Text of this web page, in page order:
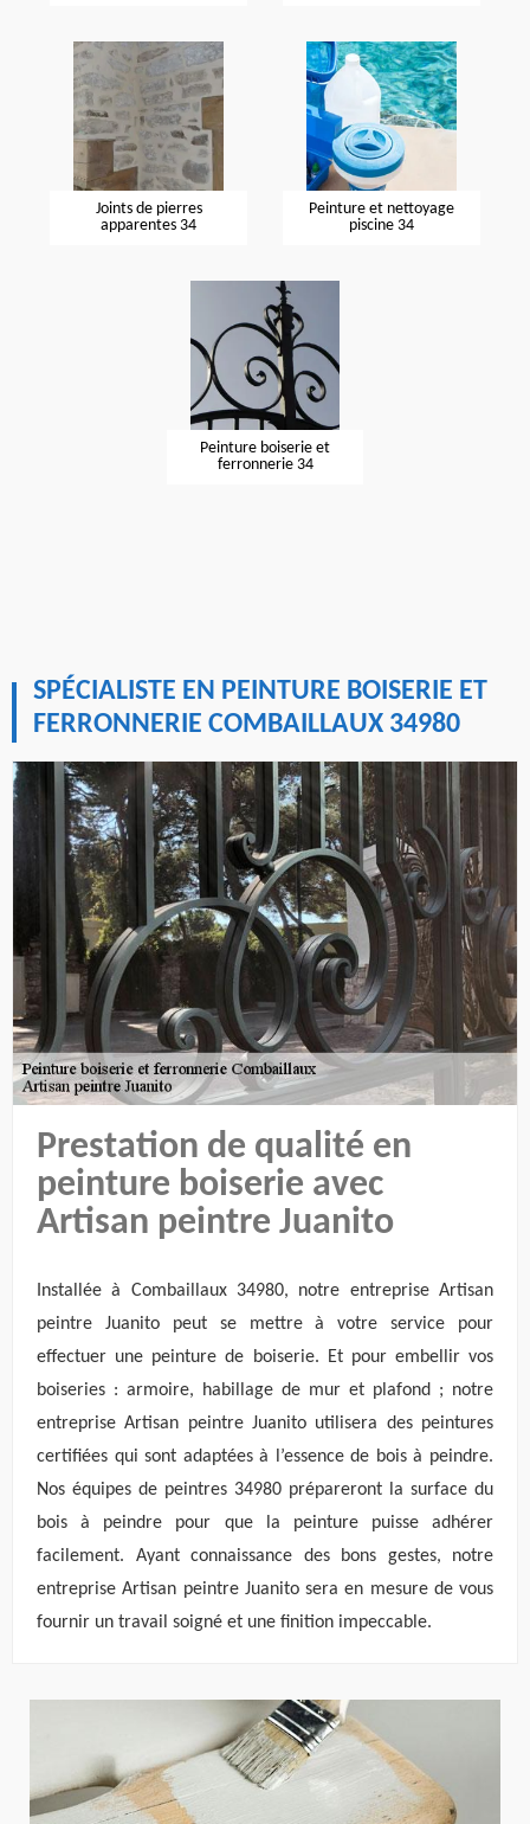
Joints de pierres
apparentes 34
Peinture et nettoyage
piscine 34
Peinture boiserie et
ferronnerie 34
SPÉCIALISTE EN PEINTURE BOISERIE ET
FERRONNERIE COMBAILLAUX 34980
Prestation de qualité en
peinture boiserie avec
Artisan peintre Juanito
Installée à Combaillaux 34980, notre entreprise Artisan
peintre Juanito peut se mettre à votre service pour
effectuer une peinture de boiserie. Et pour embellir vos
boiseries : armoire, habillage de mur et plafond ; notre
entreprise Artisan peintre Juanito utilisera des peintures
certifiées qui sont adaptées à l’essence de bois à peindre.
Nos équipes de peintres 34980 prépareront la surface du
bois à peindre pour que la peinture puisse adhérer
facilement. Ayant connaissance des bons gestes, notre
entreprise Artisan peintre Juanito sera en mesure de vous
fournir un travail soigné et une finition impeccable.